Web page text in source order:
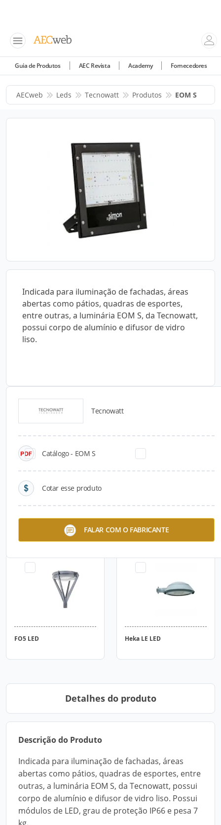
Guia de Produtos AEC Revista Academy Fornecedores
AECweb Leds Tecnowatt Produtos EOM S
Indicada para iluminação de fachadas, áreas
abertas como pátios, quadras de esportes,
entre outras, a luminária EOM S, da Tecnowatt,
possui corpo de alumínio e difusor de vidro
liso.
Tecnowatt
Catálogo - EOM S
Cotar esse produto
FALAR COM O FABRICANTE
Catálogos para Download
FO5 LED Heka LE LED
Detalhes do produto
Descrição do Produto
Indicada para iluminação de fachadas, áreas
abertas como pátios, quadras de esportes, entre
outras, a luminária EOM S, da Tecnowatt, possui
corpo de alumínio e difusor de vidro liso. Possui
módulos de LED, grau de proteção IP66 e pesa 7